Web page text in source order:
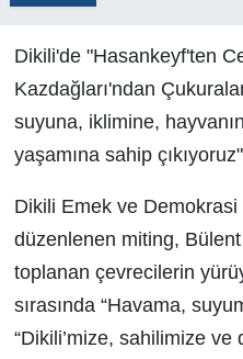
Dikili'de "Hasankeyf'ten
Kazdağları'ndan
suyuna, iklimine,
yaşamına sahip
Dikili Emek ve Demokrasi
düzenlenen miting, Bülent
toplanan çevrecilerin
sırasında “Havama,
“Dikili’mize, sahilimize ve